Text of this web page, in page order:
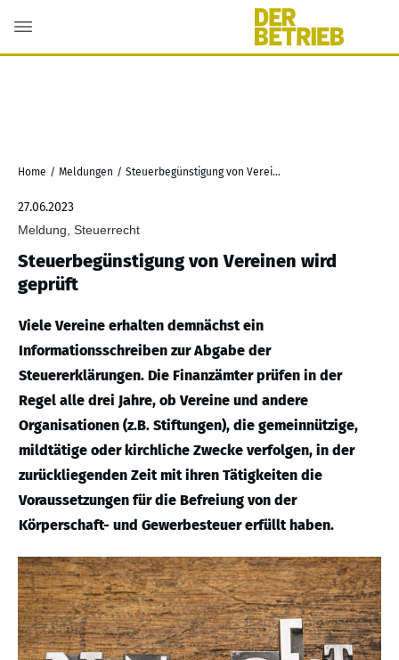
Home / Meldungen / Steuerbegünstigung von Vereinen wird geprüft
27.06.2023
Meldung, Steuerrecht
Steuerbegünstigung von Vereinen wird
geprüft
Viele Vereine erhalten demnächst ein
Informationsschreiben zur Abgabe der
Steuererklärungen. Die Finanzämter prüfen in der
Regel alle drei Jahre, ob Vereine und andere
Organisationen (z.B. Stiftungen), die gemeinnützige,
mildtätige oder kirchliche Zwecke verfolgen, in der
zurückliegenden Zeit mit ihren Tätigkeiten die
Voraussetzungen für die Befreiung von der
Körperschaft- und Gewerbesteuer erfüllt haben.